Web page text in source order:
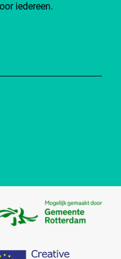
iedereen.